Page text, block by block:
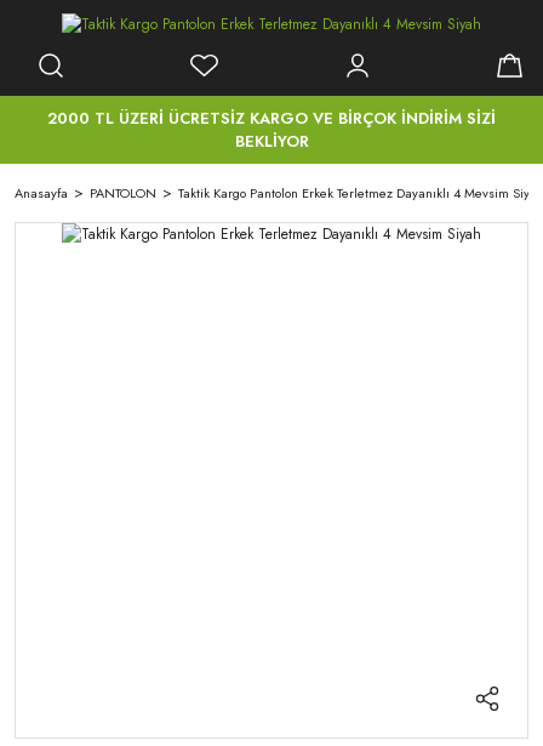
2000 TL ÜZERİ ÜCRETSİZ KARGO VE BİRÇOK İNDİRİM SİZİ
BEKLİYOR
Anasayfa PANTOLON Taktik Kargo Pantolon Erkek Terletmez Dayanıklı 4 Mevsim Siyah